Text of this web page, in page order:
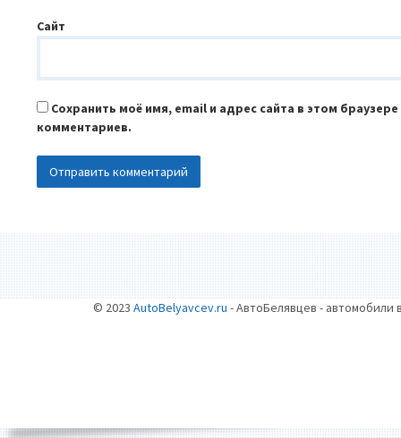
Сайт
Сохранить моё имя, email и адрес сайта в этом
комментариев.
© 2023 AutoBelyavcev.ru - АвтоБелявцев - автомобили